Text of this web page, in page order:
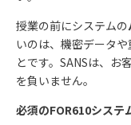
授業の前にシステムの
いのは、機密データ
とです。 SANSは、お
を負いません。
必須のFOR610システ